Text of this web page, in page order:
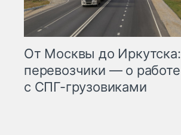
От Москвы до Иркутска:
перевозчики — о работе
с СПГ-грузовиками